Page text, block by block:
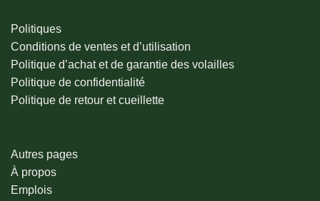
Politiques
Conditions de ventes et d’utilisation
Politique d’achat et de garantie des volailles
Politique de confidentialité
Politique de retour et cueillette
Autres pages
À propos
Emplois